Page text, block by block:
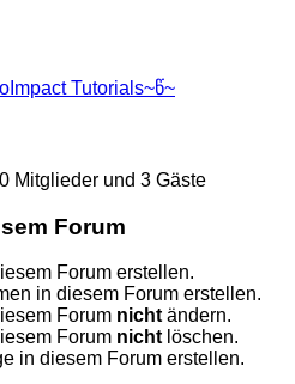
Tutorials~წ~
Mitglieder und 3 Gäste
Forum
Forum erstellen.
in diesem Forum erstellen.
Forum nichtändern.
Forum nichtlöschen.
in diesem Forum erstellen.